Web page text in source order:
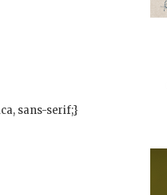
sans-serif;}